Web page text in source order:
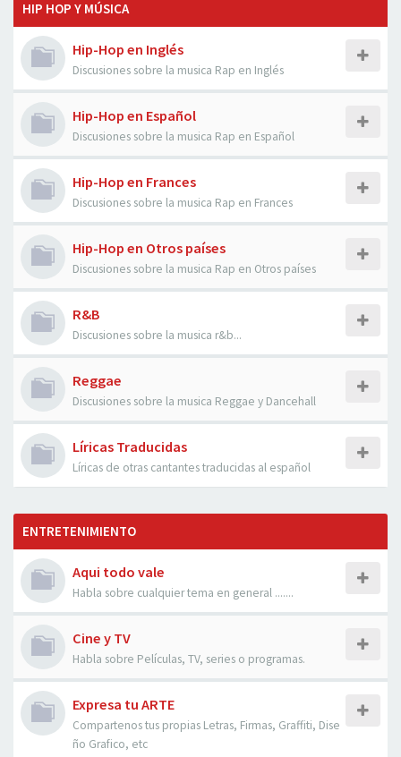
HIP HOP Y MÚSICA
Hip-Hop en Inglés
Discusiones sobre la musica Rap en Inglés
Hip-Hop en Español
Discusiones sobre la musica Rap en Español
Hip-Hop en Frances
Discusiones sobre la musica Rap en Frances
Hip-Hop en Otros países
Discusiones sobre la musica Rap en Otros países
R&B
Discusiones sobre la musica r&b...
Reggae
Discusiones sobre la musica Reggae y Dancehall
Líricas Traducidas
Líricas de otras cantantes traducidas al español
ENTRETENIMIENTO
Aqui todo vale
Habla sobre cualquier tema en general .......
Cine y TV
Habla sobre Películas, TV, series o programas.
Expresa tu ARTE
Compartenos tus propias Letras, Firmas, Graffiti, Dise
ño Grafico, etc